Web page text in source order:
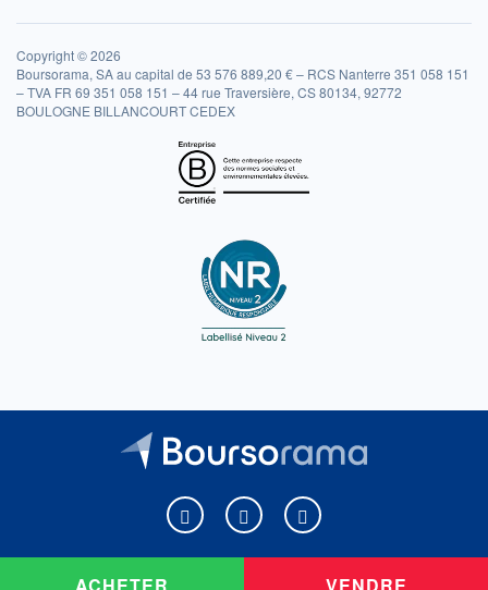
ACHETER VENDRE
Copyright © 2026
Boursorama, SA au capital de 53 576 889,20 € – RCS Nanterre 351 058 151
– TVA FR 69 351 058 151 – 44 rue Traversière, CS 80134, 92772
BOULOGNE BILLANCOURT CEDEX
Boursorama sur Facebook
Boursorama sur XBoursorama sur